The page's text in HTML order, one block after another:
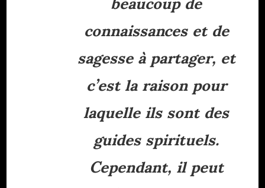
connaissances et de
sagesse à partager, et
c’est la raison pour
laquelle ils sont des
guides spirituels.
Cependant, il peut